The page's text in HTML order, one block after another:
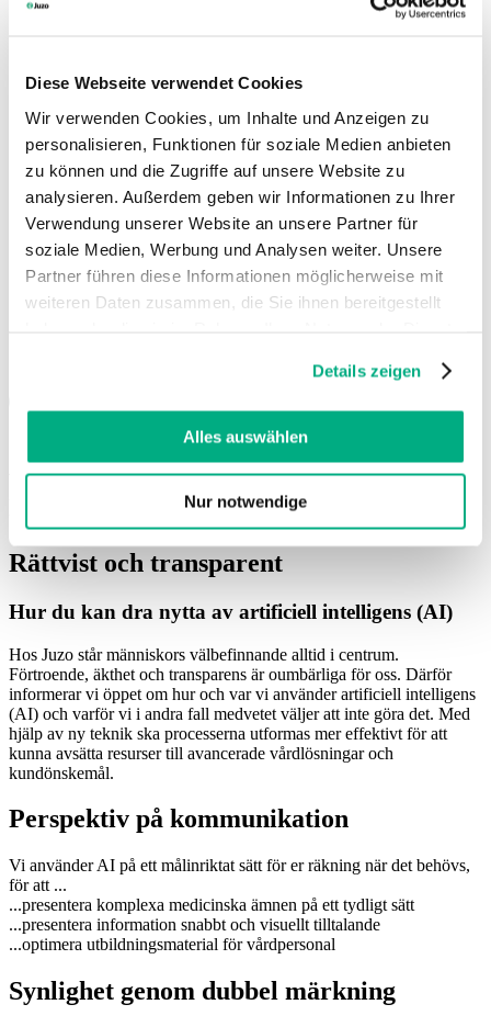
Diese Webseite verwendet Cookies
Wir verwenden Cookies, um Inhalte und Anzeigen zu
personalisieren, Funktionen für soziale Medien anbieten
zu können und die Zugriffe auf unsere Website zu
analysieren. Außerdem geben wir Informationen zu Ihrer
Verwendung unserer Website an unsere Partner für
soziale Medien, Werbung und Analysen weiter. Unsere
Partner führen diese Informationen möglicherweise mit
weiteren Daten zusammen, die Sie ihnen bereitgestellt
Cookies, wenn Sie unsere Webseite weiterhin nutzen.
Weitere Informationen finden Sie in
DatenschutzerklärungundImpressum
Details zeigen
Alles auswählen
Nur notwendige
Español
Français
Français (Belgique)
Italiano
Nederlands
Nederlands (België)
Português
Português (Brasil)
Svenska
English (Int.)
Användning av artificiell
intelligens (AI)
Rättvist och transparent
Hur du kan dra nytta av artificiell intelligens (AI)
Hos Juzo står människors välbefinnande alltid i centrum.
Förtroende, äkthet och transparens är oumbärliga för oss. Därför
informerar vi öppet om hur och var vi använder artificiell intelligens
(AI) och varför vi i andra fall medvetet väljer att inte göra det. Med
hjälp av ny teknik ska processerna utformas mer effektivt för att
kunna avsätta resurser till avancerade vårdlösningar och
kundönskemål.
Perspektiv på kommunikation
Vi använder AI på ett målinriktat sätt för er räkning när det behövs,
för att ...
...presentera komplexa medicinska ämnen på ett tydligt sätt
...presentera information snabbt och visuellt tilltalande
...optimera utbildningsmaterial för vårdpersonal
Synlighet genom dubbel märkning